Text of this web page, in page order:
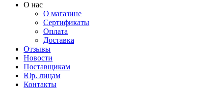
О нас
О магазине
Сертификаты
Оплата
Доставка
Отзывы
Новости
Поставщикам
Юр. лицам
Контакты